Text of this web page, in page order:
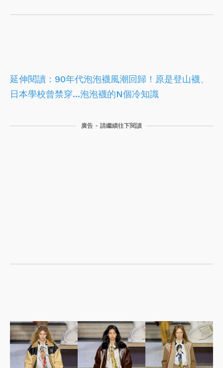
延伸閱讀： 90年代泡泡襪風潮回歸！原是登山襪、
日本學校曾禁穿...泡泡襪的N個冷知識
廣告 - 請繼續往下閱讀